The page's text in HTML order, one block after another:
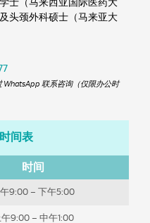
士（马来西亚国际医药大
头颈外科硕士（马来亚大
WhatsApp 联系咨询（仅限办公时
间表
时间
9:00 – 下午5:00
9:00 – 中午1:00